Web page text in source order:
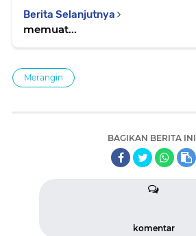
Berita Selanjutnya
memuat...
Merangin
BAGIKAN BERITA INI
komentar